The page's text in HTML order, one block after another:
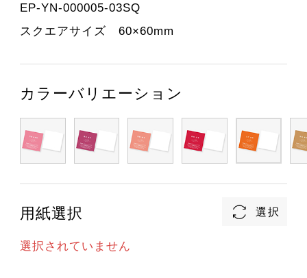
EP-YN-000005-03SQ
スクエアサイズ 60×60mm
カラーバリエーション
用紙選択
選択されていません